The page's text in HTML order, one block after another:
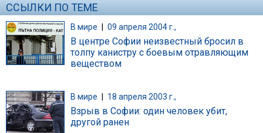
ССЫЛКИ ПО ТЕМЕ
В мире | 09 апреля 2004 г.,
В центре Софии неизвестный бросил в
толпу канистру с боевым отравляющим
веществом
В мире 18 апреля 2003 г.,
Взрыв в Софии: один человек убит,
другой ранен